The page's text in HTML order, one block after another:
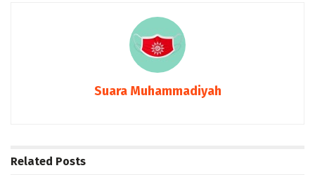
Suara Muhammadiyah
Related Posts